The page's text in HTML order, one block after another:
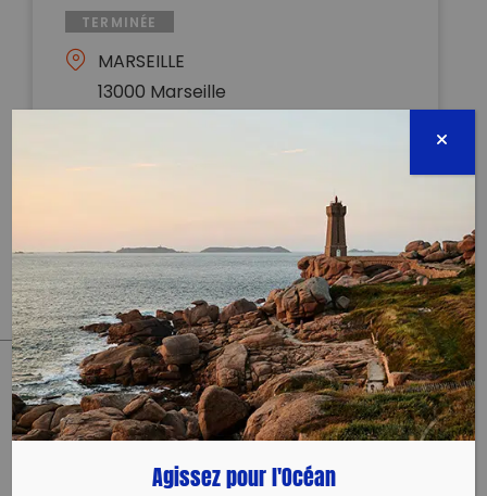
TERMINÉE
MARSEILLE
13000 Marseille
Évènement proposé par :
Wings of the Ocean
PARTAGER CET ARTICLE:
Partager sur Facebook
Partager sur
Envoyer à
Copy to clipboardAgissez pour l'Océan